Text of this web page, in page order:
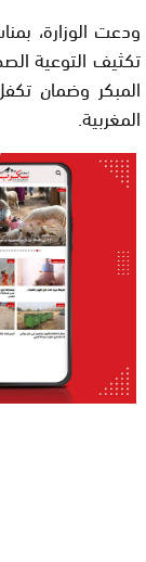
تكثيف التوعية
المبكر وضمان
المغربية.